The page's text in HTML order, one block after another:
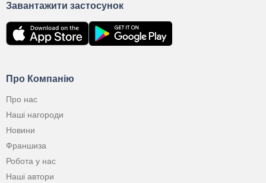
Про Компанію
Про нас
Наші нагороди
Новини
Франшиза
Робота у нас
Наші автори
Завантажити застосунок